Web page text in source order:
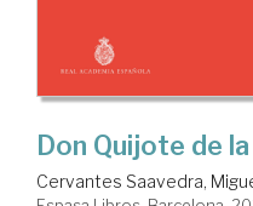
Don Quijote de
Cervantes Saavedra,